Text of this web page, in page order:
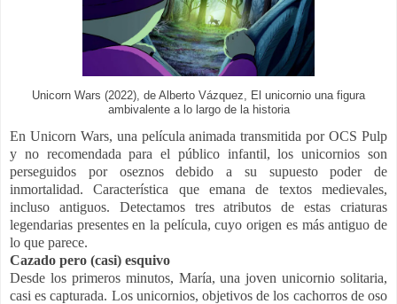
Unicorn Wars (2022), de Alberto Vázquez, El unicornio una figura
ambivalente a lo largo de la historia
En Unicorn Wars, una película animada transmitida por OCS Pulp
y no recomendada para el público infantil, los unicornios son
perseguidos por oseznos debido a su supuesto poder de
inmortalidad. Característica que emana de textos medievales,
incluso antiguos. Detectamos tres atributos de estas criaturas
legendarias presentes en la película, cuyo origen es más antiguo de
lo que parece.
Cazado pero (casi) esquivo
Desde los primeros minutos, María, una joven unicornio solitaria,
casi es capturada. Los unicornios, objetivos de los cachorros de oso